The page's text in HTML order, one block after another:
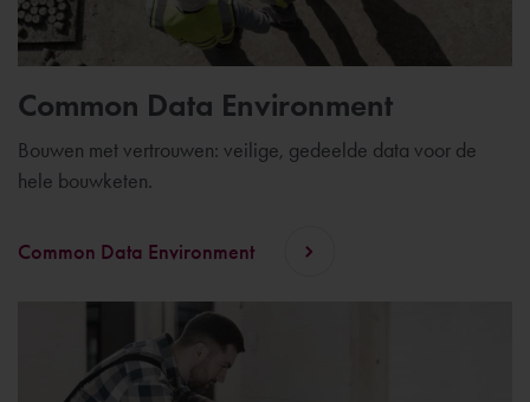
Common Data Environment
Bouwen met vertrouwen: veilige, gedeelde data voor de
hele bouwketen.
Common Data Environment